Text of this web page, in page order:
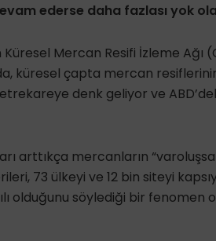
ederse daha fazlası yok
Mercan Resifi İzleme Ağı
küresel çapta mercan
denk geliyor ve
arttıkça mercanların
73 ülkeyi ve 12 bin siteyi
olduğunu söylediği bir fenomen